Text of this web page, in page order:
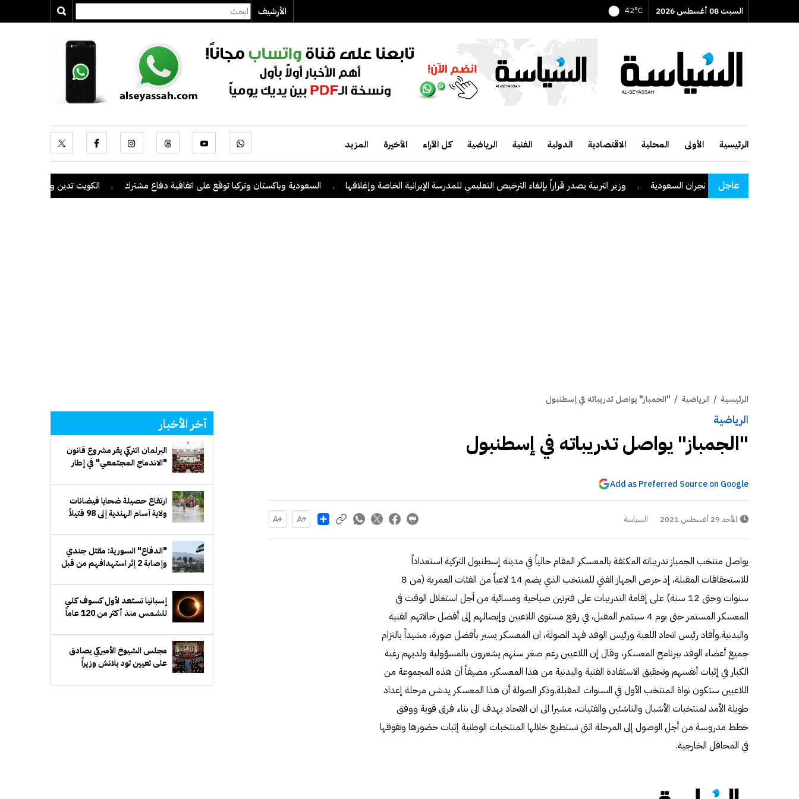
السبت 08 أغسطس 2026 42°C الأرشيف
الرئيسية الأولى المحلية الاقتصادية الدولية الفنية الرياضية كل الآراء الأخيرة المزيد
عاجل
الحوثي على منطقة نجران السعودية . وزير التربية يصدر قراراً بإلغاء الترخيص التعليمي للمدرسة الإيرانية الخاصة وإغلاقها . السعودية وباكستان وتركيا توقع على اتفاقية دفاع مشترك . الكويت تدين وتستنكر بشدة
الرئيسية / الرياضية / "الجمباز" يواصل تدريباته في إسطنبول
الرياضية
"الجمباز" يواصل تدريباته في إسطنبول
Add as Preferred Source on Google
الأحد 29 أغسطس 2021 السياسة Share
يواصل منتخب الجمباز تدريباته المكثفة بالمعسكر المقام حالياً في مدينة إسطنبول التركية استعداداً
للاستحقاقات المقبلة، إذ حرص الجهاز الفني للمنتخب الذي يضم 14 لاعباً من الفئات العمرية (من 8
سنوات وحتى 12 سنة) على إقامة التدريبات على فترتين صباحية ومسائية من أجل استغلال الوقت في
المعسكر المستمر حتى يوم 4 سبتمبر المقبل، في رفع مستوى اللاعبين وإيصالهم إلى أفضل حالاتهم الفنية
والبدنية.وأفاد رئيس اتحاد اللعبة ورئيس الوفد فهد الصولة، ان المعسكر يسير بأفضل صورة، مشيداً بالتزام
جميع أعضاء الوفد ببرنامج المعسكر، وقال إن اللاعبين رغم صغر سنهم يشعرون بالمسؤولية ولديهم رغبة
الكبار في إثبات أنفسهم وتحقيق الاستفادة الفنية والبدنية من هذا المعسكر، مضيفاً أن هذه المجموعة من
اللاعبين ستكون نواة المنتخب الأول في السنوات المقبلة.وذكر الصولة أن هذا المعسكر يدشن مرحلة إعداد
طويلة الأمد لمنتخبات الأشبال والناشئين والفتيات، مشيرا الى ان الاتحاد يهدف الى بناء فرق قوية ووفق
خطط مدروسة من أجل الوصول إلى المرحلة التي تستطيع خلالها المنتخبات الوطنية إثبات حضورها وتفوقها
في المحافل الخارجية.
آخر الأخبار
البرلمان التركي يقر مشروع قانون
"الاندماج المجتمعي" في إطار
ارتفاع حصيلة ضحايا فيضانات
ولاية آسام الهندية إلى 98 قتيلاً
"الدفاع" السورية: مقتل جندي
وإصابة 2 إثر استهدافهم من قبل
إسبانيا تستعد لأول كسوف كلي
للشمس منذ أكثر من 120 عاماً
مجلس الشيوخ الأميركي يصادق
على تعيين تود بلانش وزيراً